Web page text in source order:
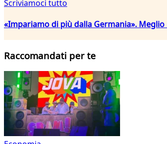
Scriviamoci tutto
«Impariamo di più dalla Germania».
Raccomandati per te